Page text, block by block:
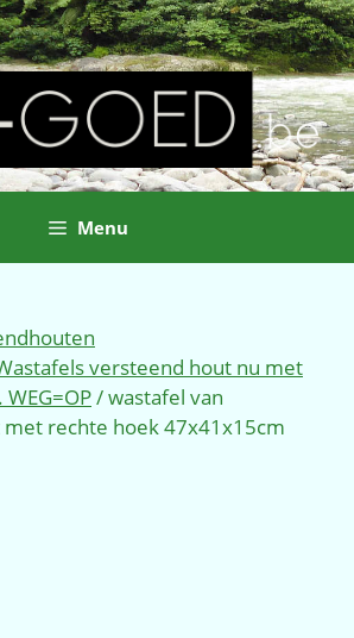
Menu
versteend hout nu met
/ wastafel van
rechte hoek 47x41x15cm